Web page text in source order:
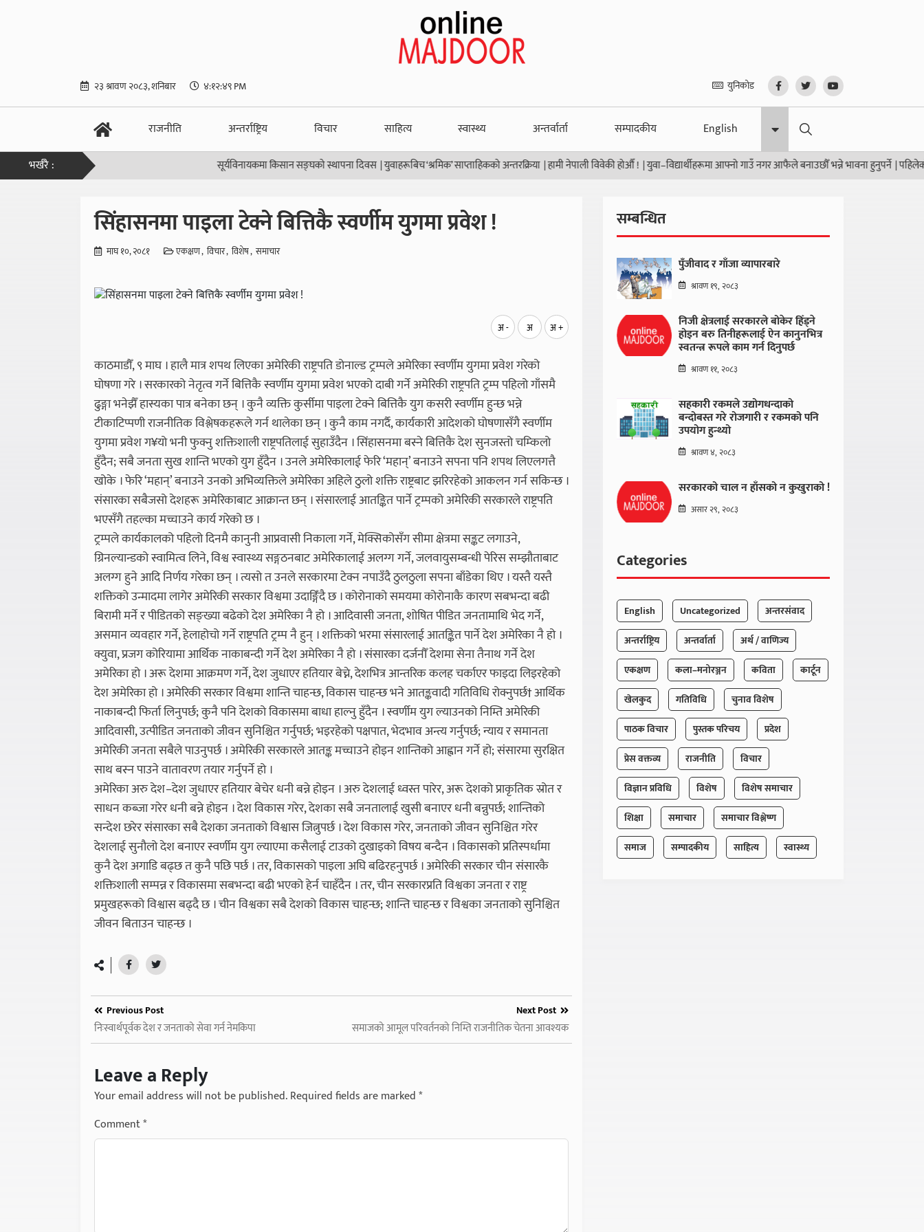
२३ श्रावण २०८३, शनिबार ४:१२:५० PM युनिकोड
राजनीति अन्तर्राष्ट्रिय विचार साहित्य स्वास्थ्य अन्तर्वार्ता सम्पादकीय
English
भर्खरै :
सूर्यविनायकमा किसान सङ्घको स्थापना दिवस |युवाहरूबिच ‘श्रमिक’ साप्ताहिकको अन्तरक्रिया |हामी नेपाली विवेकी होऔँ ! |युवा–विद्यार्थीहरूमा आफ्नो गाउँ नगर आफैले बनाउछौँ भन्ने भावना हुनुपर्ने |पहिलेको र
सिंहासनमा पाइला टेक्ने बित्तिकै स्वर्णीम युगमा प्रवेश !
माघ १०, २०८१ एकक्षण विचार विशेष समाचार
अ - अ अ +
काठमाडौँ, ९ माघ । हालै मात्र शपथ लिएका अमेरिकी राष्ट्रपति डोनाल्ड ट्रम्पले अमेरिका स्वर्णीम युगमा प्रवेश गरेको
घोषणा गरे । सरकारको नेतृत्व गर्ने बित्तिकै स्वर्णीम युगमा प्रवेश भएको दाबी गर्ने अमेरिकी राष्ट्रपति ट्रम्प पहिलो गाँसमै
ढुङ्गा भनेझैँ हास्यका पात्र बनेका छन् । कुनै व्यक्ति कुर्सीमा पाइला टेक्ने बित्तिकै युग कसरी स्वर्णीम हुन्छ भन्ने
टीकाटिप्पणी राजनीतिक विश्लेषकहरूले गर्न थालेका छन् । कुनै काम नगर्दै, कार्यकारी आदेशको घोषणासँगै स्वर्णीम
युगमा प्रवेश ग¥यो भनी फुक्नु शक्तिशाली राष्ट्रपतिलाई सुहाउँदैन । सिंहासनमा बस्ने बित्तिकै देश सुनजस्तो चम्किलो
हुँदैन; सबै जनता सुख शान्ति भएको युग हुँदैन । उनले अमेरिकालाई फेरि ‘महान्’ बनाउने सपना पनि शपथ लिएलगत्तै
खोके । फेरि ‘महान्’ बनाउने उनको अभिव्यक्तिले अमेरिका अहिले ठुलो शक्ति राष्ट्रबाट झरिरहेको आकलन गर्न सकिन्छ ।
संसारका सबैजसो देशहरू अमेरिकाबाट आक्रान्त छन् । संसारलाई आतङ्कित पार्ने ट्रम्पको अमेरिकी सरकारले राष्ट्रपति
भएसँगै तहल्का मच्चाउने कार्य गरेको छ ।
ट्रम्पले कार्यकालको पहिलो दिनमै कानुनी आप्रवासी निकाला गर्ने, मेक्सिकोसँग सीमा क्षेत्रमा सङ्कट लगाउने,
ग्रिनल्यान्डको स्वामित्व लिने, विश्व स्वास्थ्य सङ्गठनबाट अमेरिकालाई अलग्ग गर्ने, जलवायुसम्बन्धी पेरिस सम्झौताबाट
अलग्ग हुने आदि निर्णय गरेका छन् । त्यसो त उनले सरकारमा टेक्न नपाउँदै ठुलठुला सपना बाँडेका थिए । यस्तै यस्तै
शक्तिको उन्मादमा लागेर अमेरिकी सरकार विश्वमा उदाङ्गिँदै छ । कोरोनाको समयमा कोरोनाकै कारण सबभन्दा बढी
बिरामी मर्ने र पीडितको सङ्ख्या बढेको देश अमेरिका नै हो । आदिवासी जनता, शोषित पीडित जनतामाथि भेद गर्ने,
असमान व्यवहार गर्ने, हेलाहोचो गर्ने राष्ट्रपति ट्रम्प नै हुन् । शक्तिको भरमा संसारलाई आतङ्कित पार्ने देश अमेरिका नै हो ।
क्युवा, प्रजग कोरियामा आर्थिक नाकाबन्दी गर्ने देश अमेरिका नै हो । संसारका दर्जनौँ देशमा सेना तैनाथ गर्ने देश
अमेरिका हो । अरू देशमा आक्रमण गर्ने, देश जुधाएर हतियार बेच्ने, देशभित्र आन्तरिक कलह चर्काएर फाइदा लिइरहेको
देश अमेरिका हो । अमेरिकी सरकार विश्वमा शान्ति चाहन्छ, विकास चाहन्छ भने आतङ्कवादी गतिविधि रोक्नुपर्छ† आर्थिक
नाकाबन्दी फिर्ता लिनुपर्छ; कुनै पनि देशको विकासमा बाधा हाल्नु हुँदैन । स्वर्णीम युग ल्याउनको निम्ति अमेरिकी
आदिवासी, उत्पीडित जनताको जीवन सुनिश्चित गर्नुपर्छ; भइरहेको पक्षपात, भेदभाव अन्त्य गर्नुपर्छ; न्याय र समानता
अमेरिकी जनता सबैले पाउनुपर्छ । अमेरिकी सरकारले आतङ्क मच्चाउने होइन शान्तिको आह्वान गर्ने हो; संसारमा सुरक्षित
साथ बस्न पाउने वातावरण तयार गर्नुपर्ने हो ।
अमेरिका अरु देश–देश जुधाएर हतियार बेचेर धनी बन्ने होइन । अरु देशलाई ध्वस्त पारेर, अरू देशको प्राकृतिक स्रोत र
साधन कब्जा गरेर धनी बन्ने होइन । देश विकास गरेर, देशका सबै जनतालाई खुसी बनाएर धनी बन्नुपर्छ; शान्तिको
सन्देश छरेर संसारका सबै देशका जनताको विश्वास जित्नुपर्छ । देश विकास गरेर, जनताको जीवन सुनिश्चित गरेर
देशलाई सुनौलो देश बनाएर स्वर्णीम युग ल्याएमा कसैलाई टाउको दुखाइको विषय बन्दैन । विकासको प्रतिस्पर्धामा
कुनै देश अगाडि बढ्छ त कुनै पछि पर्छ । तर, विकासको पाइला अघि बढिरहनुपर्छ । अमेरिकी सरकार चीन संसारकै
शक्तिशाली सम्पन्न र विकासमा सबभन्दा बढी भएको हेर्न चाहँदैन । तर, चीन सरकारप्रति विश्वका जनता र राष्ट्र
प्रमुखहरूको विश्वास बढ्दै छ । चीन विश्वका सबै देशको विकास चाहन्छ; शान्ति चाहन्छ र विश्वका जनताको सुनिश्चित
जीवन बिताउन चाहन्छ ।
Previous Post
निःस्वार्थपूर्वक देश र जनताको सेवा गर्न नेमकिपा
Next Post
समाजको आमूल परिवर्तनको निम्ति राजनीतिक चेतना आवश्यक
Leave a Reply
Your email address will not be published.Required fields are marked*
Comment*
सम्बन्धित
पुँजीवाद र गाँजा व्यापारबारे
श्रावण १९, २०८३
निजी क्षेत्रलाई सरकारले बोकेर हिँड्ने
होइन बरु तिनीहरूलाई ऐन कानुनभित्र
स्वतन्त्र रूपले काम गर्न दिनुपर्छ
श्रावण ११, २०८३
सहकारी रकमले उद्योगधन्दाको
बन्दोबस्त गरे रोजगारी र रकमको पनि
उपयोग हुन्थ्यो
श्रावण ४, २०८३
सरकारको चाल न हाँसको न कुखुराको !
असार २९, २०८३
Categories
English Uncategorized
अन्तरसंवाद
अन्तर्राष्ट्रिय
अन्तर्वार्ता
अर्थ / वाणिज्य
एकक्षण
कला–मनोरञ्जन कविता
कार्टून
खेलकुद
गतिविधि
चुनाव विशेष
पाठक विचार
पुस्तक परिचय
प्रदेश
प्रेस वक्तव्य
राजनीति
विचार
विज्ञान प्रविधि
विशेष
विशेष समाचार
शिक्षा
समाचार
समाचार विश्लेष्ण
समाज
सम्पादकीय साहित्य स्वास्थ्य